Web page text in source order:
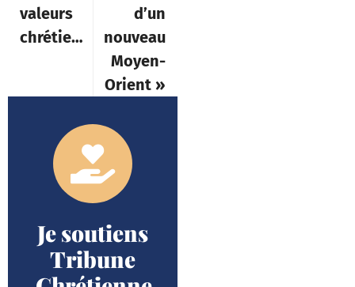
valeurs
chrétiennes
d’un
nouveau
Moyen-
Orient »
Je soutiens
Tribune